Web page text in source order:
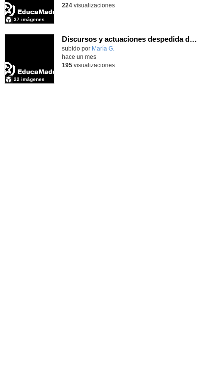
37 imágenes
224visualizaciones
Discursos y actuaciones despedida de 4º
Contenido educativo.
subido por María G.
22 imágenes
hace un mes
195visualizaciones